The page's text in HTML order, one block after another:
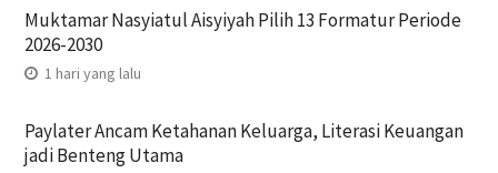
Muktamar Nasyiatul Aisyiyah Pilih 13 Formatur Periode
2026-2030
1 hari yang lalu
Paylater Ancam Ketahanan Keluarga, Literasi Keuangan
jadi Benteng Utama